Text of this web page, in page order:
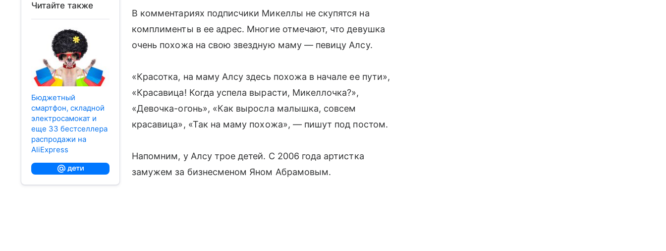
Читайте также
Бюджетный
смартфон, складной
электросамокат и
еще 33 бестселлера
распродажи на
AliExpress
В комментариях подписчики Микеллы не скупятся на
комплименты в ее адрес. Многие отмечают, что девушка
очень похожа на свою звездную маму — певицу Алсу.
«Красотка, на маму Алсу здесь похожа в начале ее пути»,
«Красавица! Когда успела вырасти, Микеллочка?»,
«Девочка-огонь», «Как выросла малышка, совсем
красавица», «Так на маму похожа», — пишут под постом.
Напомним, у Алсу трое детей. С 2006 года артистка
замужем за бизнесменом Яном Абрамовым.